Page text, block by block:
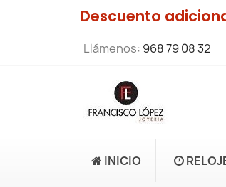
Descuento
Llámenos: 968 79 08 32
INICIO